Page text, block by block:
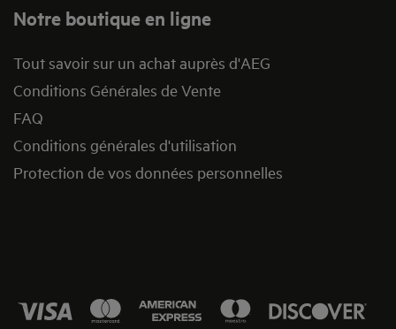
Notre boutique en ligne
Tout savoir sur un achat auprès d'AEG
Conditions Générales de Vente
FAQ
Conditions générales d'utilisation
Protection de vos données personnelles